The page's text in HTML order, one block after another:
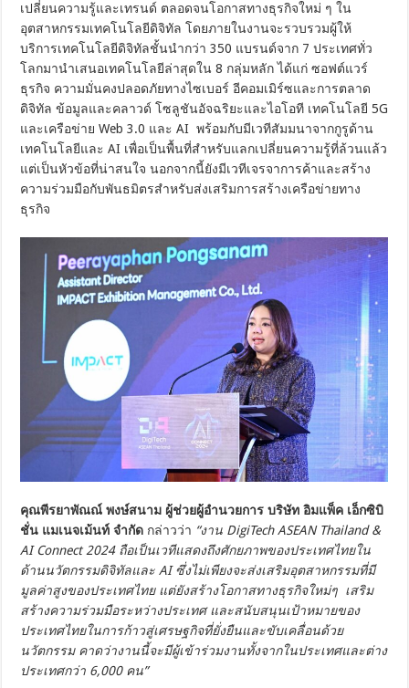
เปลี่ยนความรู้และเทรนด์ ตลอดจนโอกาสทางธุรกิจใหม่ ๆ ใน
อุตสาหกรรมเทคโนโลยีดิจิทัล โดยภายในงานจะรวบรวมผู้ให้
บริการเทคโนโลยีดิจิทัลชั้นนำกว่า 350 แบรนด์จาก 7 ประเทศทั่ว
โลกมานำเสนอเทคโนโลยีล่าสุดใน 8 กลุ่มหลัก ได้แก่ ซอฟต์แวร์
ธุรกิจ ความมั่นคงปลอดภัยทางไซเบอร์ อีคอมเมิร์ซและการตลาด
ดิจิทัล ข้อมูลและคลาวด์ โซลูชันอัจฉริยะและไอโอที เทคโนโลยี 5G
และเครือข่าย Web 3.0 และ AI พร้อมกับมีเวทีสัมมนาจากกูรูด้าน
เทคโนโลยีและ AI เพื่อเป็นพื้นที่สำหรับแลกเปลี่ยนความรู้ที่ล้วนแล้ว
แต่เป็นหัวข้อที่น่าสนใจ นอกจากนี้ยังมีเวทีเจรจาการค้าและสร้าง
ความร่วมมือกับพันธมิตรสำหรับส่งเสริมการสร้างเครือข่ายทาง
ธุรกิจ
คุณพีรยาพัณณ์ พงษ์สนาม ผู้ช่วยผู้อำนวยการ บริษัท อิมแพ็ค เอ็กซิบิ
ชั่น แมเนจเม้นท์ จำกัด กล่าวว่า “งาน DigiTech ASEAN Thailand &
AI Connect 2024 ถือเป็นเวทีแสดงถึงศักยภาพของประเทศไทยใน
ด้านนวัตกรรมดิจิทัลและ AI ซึ่งไม่เพียงจะส่งเสริมอุตสาหกรรมที่มี
มูลค่าสูงของประเทศไทย แต่ยังสร้างโอกาสทางธุรกิจใหม่ๆ เสริม
สร้างความร่วมมือระหว่างประเทศ และสนับสนุนเป้าหมายของ
ประเทศไทยในการก้าวสู่เศรษฐกิจที่ยั่งยืนและขับเคลื่อนด้วย
นวัตกรรม คาดว่างานนี้จะมีผู้เข้าร่วมงานทั้งจากในประเทศและต่าง
ประเทศกว่า 6,000 คน”